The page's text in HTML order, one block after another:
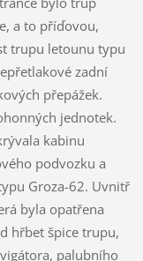
a to příďovou,
trupu letounu typu
zadní
přepážek.
jednotek.
kabinu
podvozku a
Groza-62. Uvnitř
byla opatřena
hřbet špice trupu,
palubního